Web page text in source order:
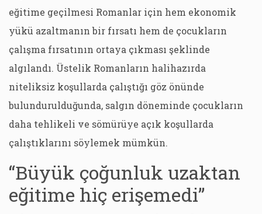
eğitime geçilmesi Romanlar için hem ekonomik
yükü azaltmanın bir fırsatı hem de çocukların
çalışma fırsatının ortaya çıkması şeklinde
algılandı. Üstelik Romanların halihazırda
niteliksiz koşullarda çalıştığı göz önünde
bulundurulduğunda, salgın döneminde çocukların
daha tehlikeli ve sömürüye açık koşullarda
çalıştıklarını söylemek mümkün.
“Büyük çoğunluk uzaktan
eğitime hiç erişemedi”